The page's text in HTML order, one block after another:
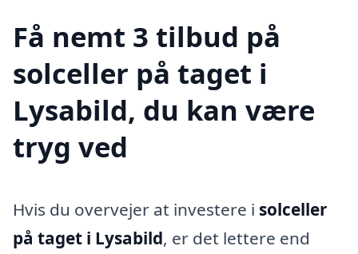
Få nemt 3 tilbud på
solceller på taget i
Lysabild, du kan være
tryg ved
Hvis du overvejer at investere i solceller
på taget i Lysabild, er det lettere end